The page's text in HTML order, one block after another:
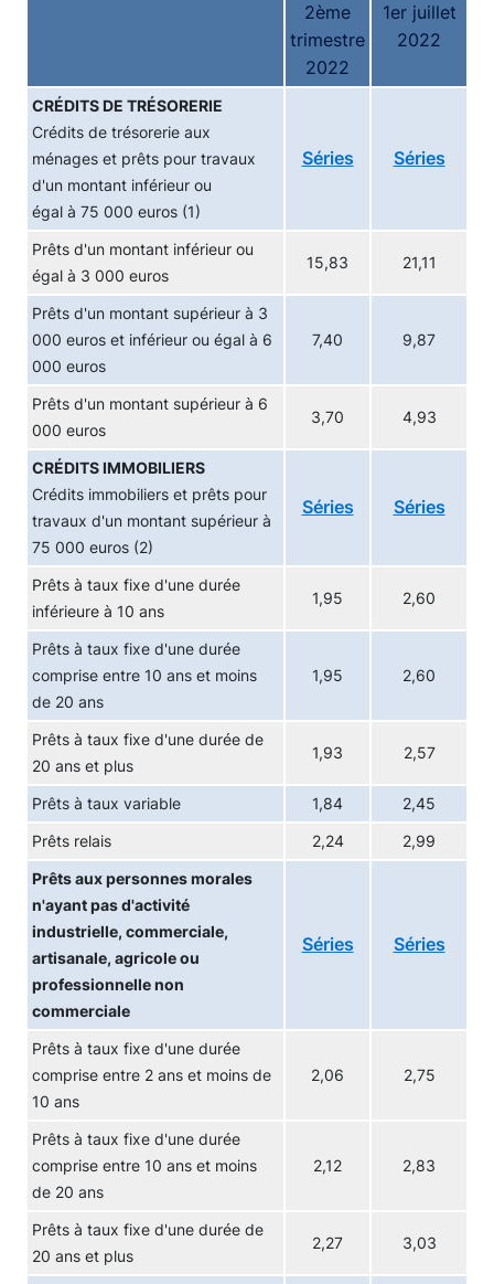
2ème
trimestre
2022
1er juillet
2022
CRÉDITS DE TRÉSORERIE
Crédits de trésorerie aux
ménages et prêts pour travaux
d'un montant inférieur ou
égal à 75 000 euros (1)
Séries Séries
Prêts d'un montant inférieur ou
égal à 3 000 euros
15,83 21,11
Prêts d'un montant supérieur à 3
000 euros et inférieur ou égal à 6
000 euros
7,40 9,87
Prêts d'un montant supérieur à 6
000 euros
3,70 4,93
CRÉDITS IMMOBILIERS
Crédits immobiliers et prêts pour
travaux d'un montant supérieur à
75 000 euros (2)
Séries Séries
Prêts à taux fixe d'une durée
inférieure à 10 ans
1,95 2,60
Prêts à taux fixe d'une durée
comprise entre 10 ans et moins
de 20 ans
1,95 2,60
Prêts à taux fixe d'une durée de
20 ans et plus
1,93 2,57
Prêts à taux variable 1,84 2,45
Prêts relais 2,24 2,99
Prêts aux personnes morales
n'ayant pas d'activité
industrielle, commerciale,
artisanale, agricole ou
professionnelle non
commerciale
Séries Séries
Prêts à taux fixe d'une durée
comprise entre 2 ans et moins de
10 ans
2,06 2,75
Prêts à taux fixe d'une durée
comprise entre 10 ans et moins
de 20 ans
2,12 2,83
Prêts à taux fixe d'une durée de
20 ans et plus
2,27 3,03